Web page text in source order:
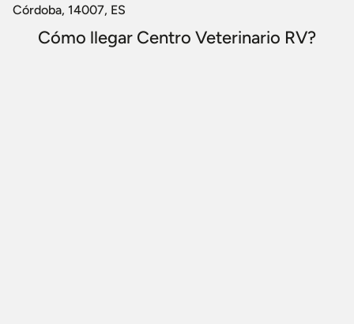
Córdoba, 14007, ES
Cómo llegar Centro Veterinario RV?